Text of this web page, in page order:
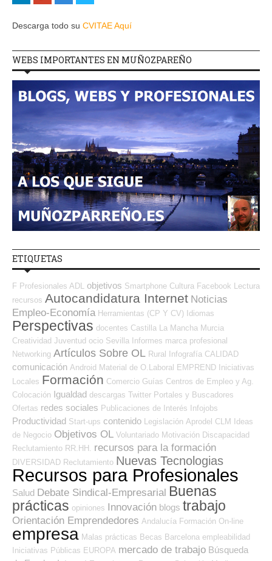
Descarga todo su CVITAE Aquí
WEBS IMPORTANTES EN MUÑOZPAREÑO
ETIQUETAS
F Profesionales ADL objetivos Smartphone Cultura Facebook
Lectura
recursos Autocandidatura Internet Noticias
Empleo-Economía Herramientas (CP Y CV) Idiomas
Perspectivas docentes Castilla La Mancha Murcia
Creatividad Juventud ocio Sevilla Informes marca profesional
Networking Artículos Sobre OL Rural Infografía CALIDAD
comunicación Android Material de O.Laboral EMPREND Iniciativas
Locales Formación Comercio Guías Centros de Empleo y Ag.
Colocación Igualdad descargas Twitter Portales y Buscadores
Ofertas redes sociales Publicaciones de Interés Infojobs
Productividad Start-ups contenido Legislación Aprodel CLM
Ideas
de Negocio Objetivos OL Voluntariado Motivación Discapacidad
Reclutamiento RR.HH.
recursos para la formación
DIVERSIDAD Reclutamiento Nuevas Tecnologias
Recursos para Profesionales
Salud Debate Sindical-Empresarial Buenas
prácticas opiniones Innovación blogs trabajo
Orientación Emprendedores Andalucía Formación On-line
empresa Malas prácticas Becas Barcelona empleabilidad
Iniciativas Públicas EUROPA mercado de trabajo Búsqueda